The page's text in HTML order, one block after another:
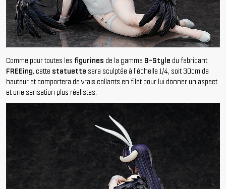
Comme pour toutes les figurines de la gamme B-Style du fabricant
FREEing, cette statuette sera sculptée à l'échelle 1/4, soit 30cm de
hauteur et comportera de vrais collants en filet pour lui donner un aspect
et une sensation plus réalistes.